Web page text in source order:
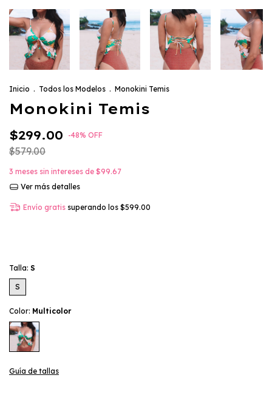
Inicio . Todos los Modelos . Monokini Temis
Monokini Temis
$299.00 -48% OFF
$579.00
3 meses sin intereses de $99.67
Ver más detalles
Envío gratis superando los $599.00
Talla: S
S
Color: Multicolor
Guía de tallas